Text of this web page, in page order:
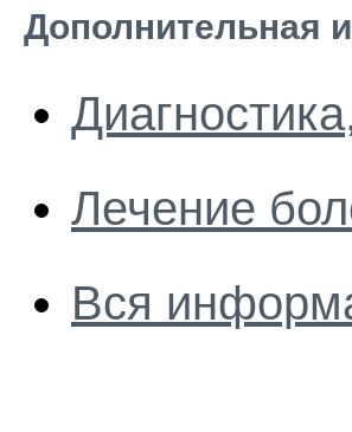
Дополнительная
Лечение
Вся